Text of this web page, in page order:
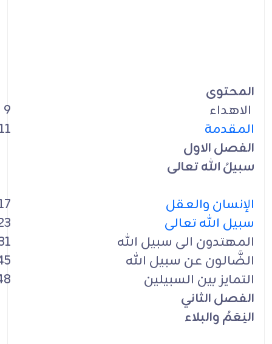
المحتوى
الاهداء
9
المقدمة
الفصل الاول
سبيلُ الله تعالى
الإنسان والعقل
سبيل الله تعالى
المهتدون الى سبيل الله
الضَّالون عن سبيل الله
التمايز بين السبيلين
الفصل الثاني
النِعَمُ والبلاء